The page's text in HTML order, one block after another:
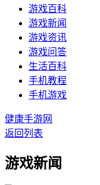
游戏百科
游戏新闻
游戏资讯
游戏问答
生活百科
手机教程
手机游戏
健康手游网
返回列表
游戏新闻